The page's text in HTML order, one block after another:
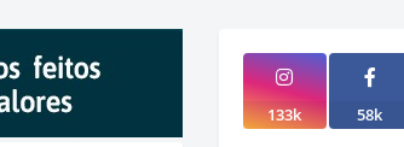
133k 58k